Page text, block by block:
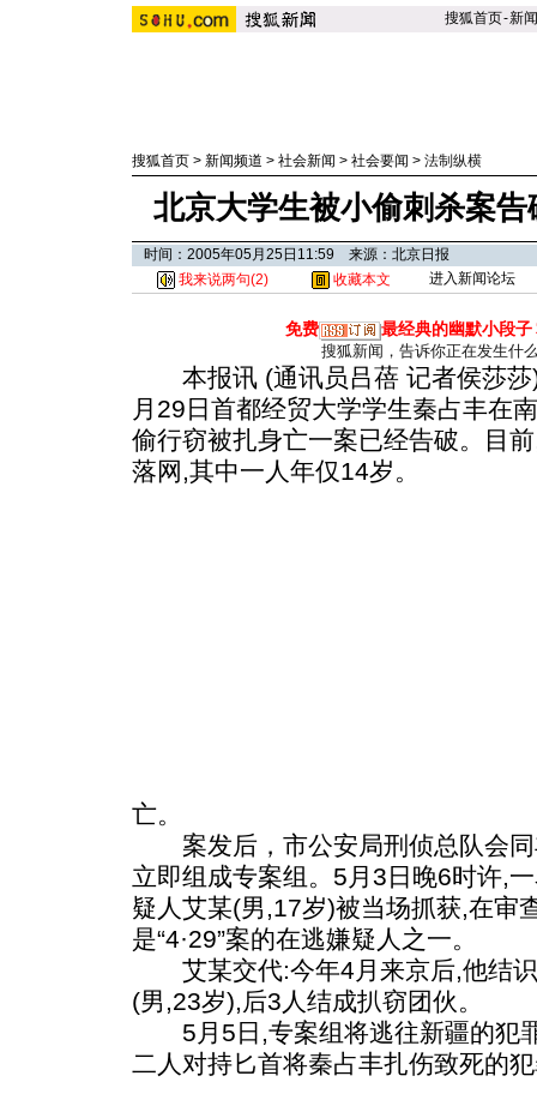
搜狐首页-新闻
搜狐首页 > 新闻频道 > 社会新闻 > 社会要闻 > 法制纵横
北京大学生被小偷刺杀案
时间：2005年05月25日11:59 来源：北京日报
我来说两句(2) 收藏本文 进入新闻论坛
免费 最经典的幽默小段子
搜狐新闻，告诉你正在发生什
本报讯 (通讯员吕蓓 记者侯莎莎)
月29日首都经贸大学学生秦占丰在
偷行窃被扎身亡一案已经告破。目
落网,其中一人年仅14岁。
亡。
案发后，市公安局刑侦总队会同
立即组成专案组。5月3日晚6时许,
疑人艾某(男,17岁)被当场抓获,在审
是“4·29”案的在逃嫌疑人之一。
艾某交代:今年4月来京后,他结识
(男,23岁),后3人结成扒窃团伙。
5月5日,专案组将逃往新疆的犯
二人对持匕首将秦占丰扎伤致死的